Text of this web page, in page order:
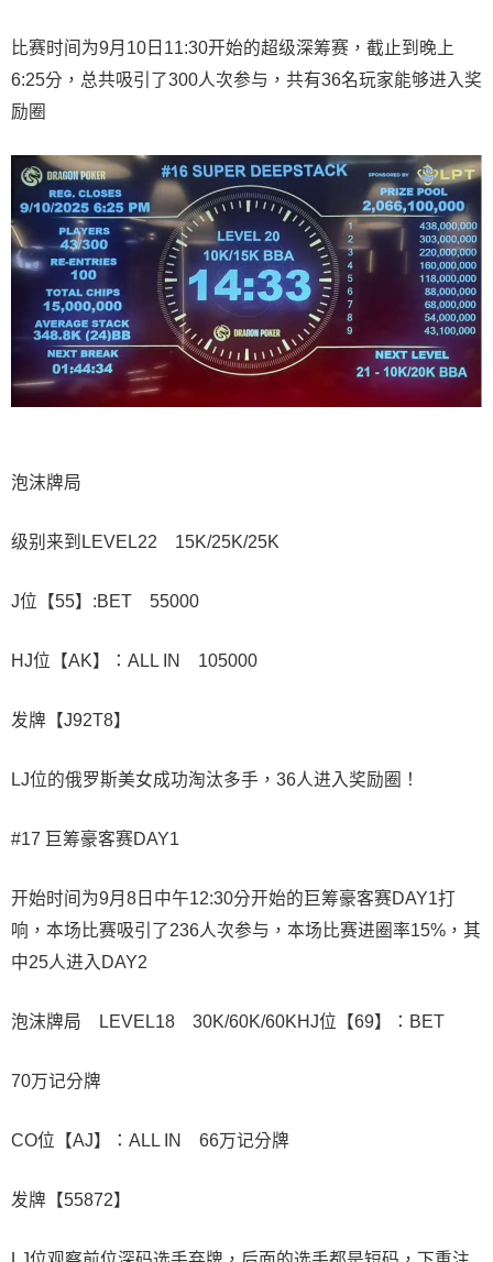
比赛时间为9月10日11:30开始的超级深筹赛，截止到晚上
6:25分，总共吸引了300人次参与，共有36名玩家能够进入奖
励圈
泡沫牌局
级别来到LEVEL22 15K/25K/25K
J位【55】:BET 55000
HJ位【AK】：ALL IN 105000
发牌【J92T8】
LJ位的俄罗斯美女成功淘汰多手，36人进入奖励圈！
#17 巨筹豪客赛DAY1
开始时间为9月8日中午12:30分开始的巨筹豪客赛DAY1打
响，本场比赛吸引了236人次参与，本场比赛进圈率15%，其
中25人进入DAY2
泡沫牌局 LEVEL18 30K/60K/60KHJ位【69】：BET
70万记分牌
CO位【AJ】：ALL IN 66万记分牌
发牌【55872】